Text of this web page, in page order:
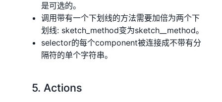
是可选的。
调用带有一个下划线的方法需要加倍为两个下
划线: sketch_method变为sketch__method。
selector的每个component被连接成不带有分
隔符的单个字符串。
5. Actions